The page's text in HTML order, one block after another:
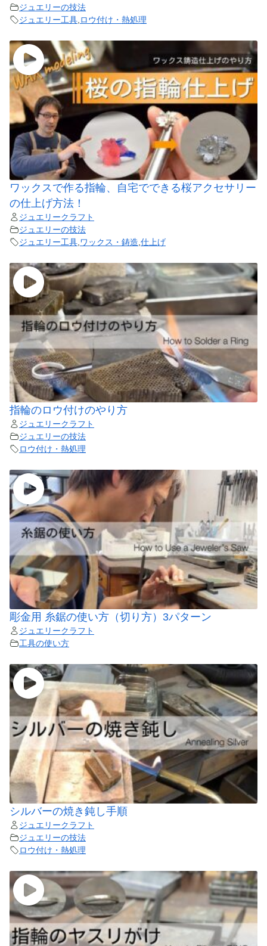
ジュエリーの技法
ジュエリー工具 ロウ付け・熱処理
ワックスで作る指輪、自宅でできる桜アクセサリー
の仕上げ方法！
ジュエリークラフト
ジュエリーの技法
ジュエリー工具 ワックス・鋳造 仕上げ
指輪のロウ付けのやり方
ジュエリークラフト
ジュエリーの技法
ロウ付け・熱処理
彫金用 糸鋸の使い方（切り方）3パターン
ジュエリークラフト
工具の使い方
シルバーの焼き鈍し手順
ジュエリークラフト
ジュエリーの技法
ロウ付け・熱処理